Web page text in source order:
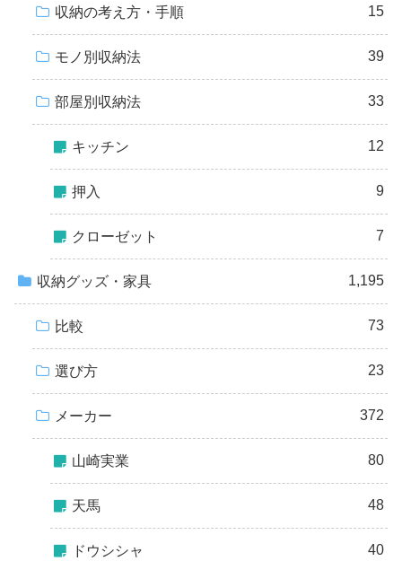
収納の考え方・手順 15
モノ別収納法 39
部屋別収納法 33
キッチン 12
押入 9
クローゼット 7
収納グッズ・家具 1,195
比較 73
選び方 23
メーカー 372
山崎実業 80
天馬 48
ドウシシャ 40